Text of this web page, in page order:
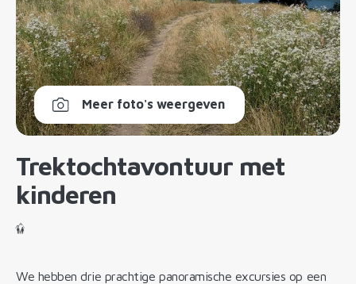
Meer foto's weergeven
Trektochtavontuur met
kinderen
We hebben drie prachtige panoramische excursies op een